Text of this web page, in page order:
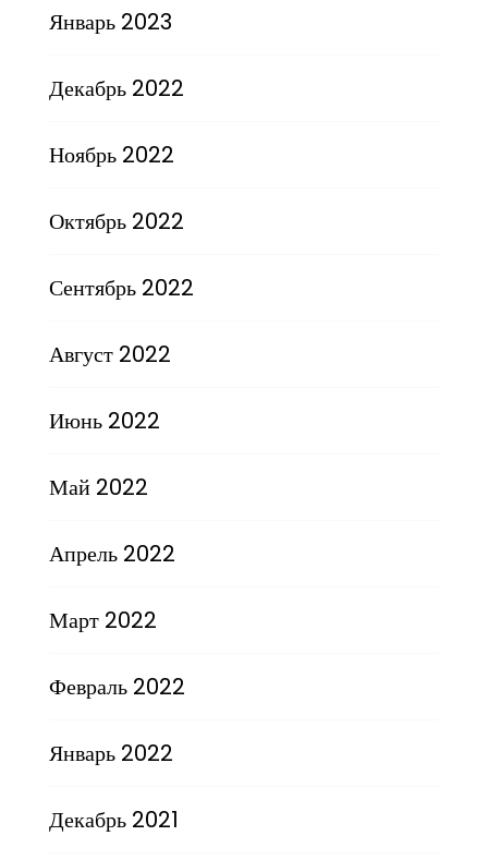
Январь 2023
Декабрь 2022
Ноябрь 2022
Октябрь 2022
Сентябрь 2022
Август 2022
Июнь 2022
Май 2022
Апрель 2022
Март 2022
Февраль 2022
Январь 2022
Декабрь 2021